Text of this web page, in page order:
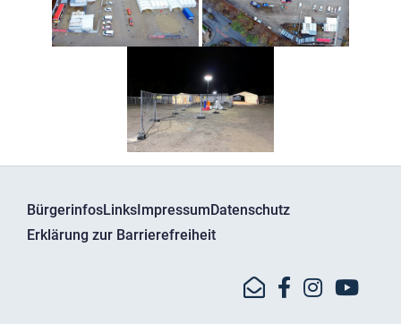
BürgerinfosLinksImpressumDatenschutz
Erklärung zur Barrierefreiheit